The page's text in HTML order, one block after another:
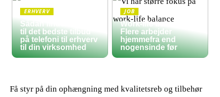
ERHVERV
Sådan finder du frem
til det bedste tilbud
på telefoni til erhverv
til din virksomhed
JOB
Work-life balance:
Flere arbejder
hjemmefra end
nogensinde før
Få styr på din ophængning med kvalitetsreb og tilbehør